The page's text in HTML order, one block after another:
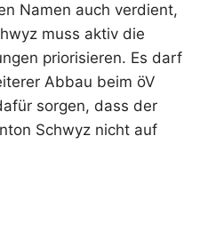
Namen auch verdient,
muss aktiv die
priorisieren. Es darf
Abbau beim öV
sorgen, dass der
Schwyz nicht auf